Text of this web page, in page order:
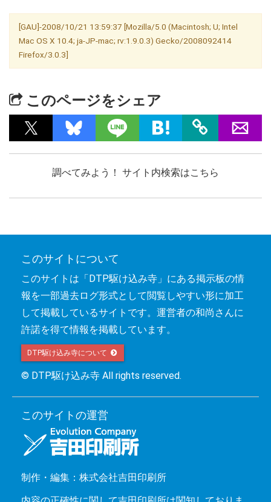
[GAU]-2008/10/21 13:59:37 [Mozilla/5.0 (Macintosh; U; Intel
Mac OS X 10.4; ja-JP-mac; rv:1.9.0.3) Gecko/2008092414
Firefox/3.0.3]
このページをシェア
調べてみよう！ サイト内検索はこちら
このサイトについて
このサイトは「DTP駆け込み寺」にある掲示板の情
報を一部過去ログ形式として閲覧しやすい形に加工
して掲載しているサイトです。運営者の和尚さんに
許諾を得て情報を掲載しています。
DTP駆け込み寺について
© DTP駆け込み寺 All rights reserved.
このサイトの運営
制作・編集：株式会社吉田印刷所